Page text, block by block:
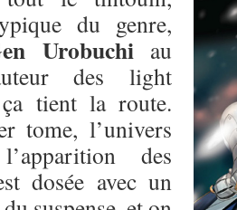
du genre,
Urobuchiau
des light
tient la route.
tome, l’univers
des
dosée avec un